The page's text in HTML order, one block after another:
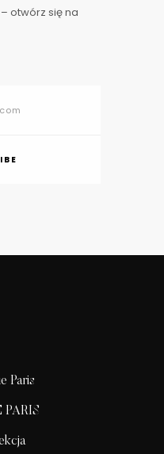
otwórz się na
Paris
PARIS